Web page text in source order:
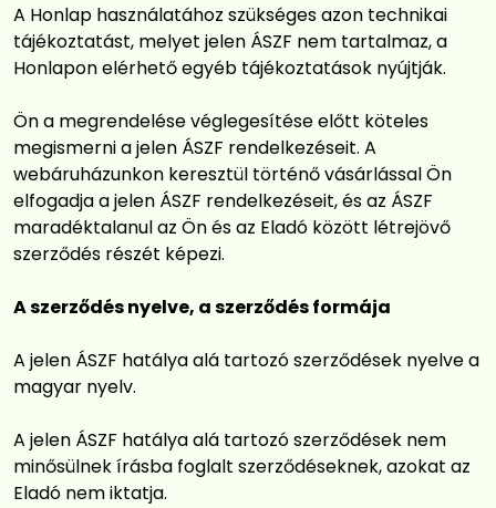
A Honlap használatához szükséges azon technikai
tájékoztatást, melyet jelen ÁSZF nem tartalmaz, a
Honlapon elérhető egyéb tájékoztatások nyújtják.
Ön a megrendelése véglegesítése előtt köteles
megismerni a jelen ÁSZF rendelkezéseit. A
webáruházunkon keresztül történő vásárlással Ön
elfogadja a jelen ÁSZF rendelkezéseit, és az ÁSZF
maradéktalanul az Ön és az Eladó között létrejövő
szerződés részét képezi.
A szerződés nyelve, a szerződés formája
A jelen ÁSZF hatálya alá tartozó szerződések nyelve a
magyar nyelv.
A jelen ÁSZF hatálya alá tartozó szerződések nem
minősülnek írásba foglalt szerződéseknek, azokat az
Eladó nem iktatja.